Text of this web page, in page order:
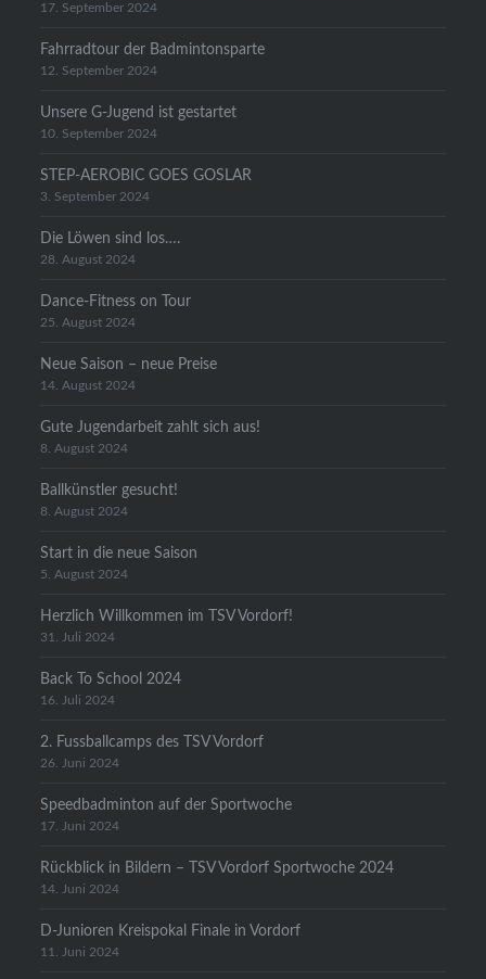
17. September 2024
Fahrradtour der Badmintonsparte
12. September 2024
Unsere G-Jugend ist gestartet
10. September 2024
STEP-AEROBIC GOES GOSLAR
3. September 2024
Die Löwen sind los….
28. August 2024
Dance-Fitness on Tour
25. August 2024
Neue Saison – neue Preise
14. August 2024
Gute Jugendarbeit zahlt sich aus!
8. August 2024
Ballkünstler gesucht!
8. August 2024
Start in die neue Saison
5. August 2024
Herzlich Willkommen im TSV Vordorf!
31. Juli 2024
Back To School 2024
16. Juli 2024
2. Fussballcamps des TSV Vordorf
26. Juni 2024
Speedbadminton auf der Sportwoche
17. Juni 2024
Rückblick in Bildern – TSV Vordorf Sportwoche 2024
14. Juni 2024
D-Junioren Kreispokal Finale in Vordorf
11. Juni 2024